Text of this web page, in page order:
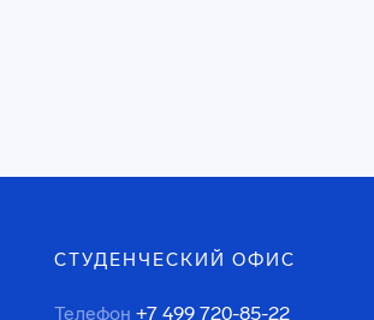
СТУДЕНЧЕСКИЙ ОФИС
Телефон +7 499 720-85-22